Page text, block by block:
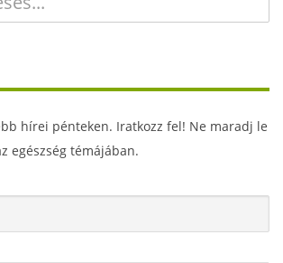
hírei pénteken. Iratkozz fel! Ne maradj le
egészség témájában.